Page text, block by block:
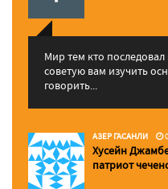
Мир тем кто
советую вам изучить
говорить...
АЗЕР ГАСАНЛИ
Хусейн
патриот